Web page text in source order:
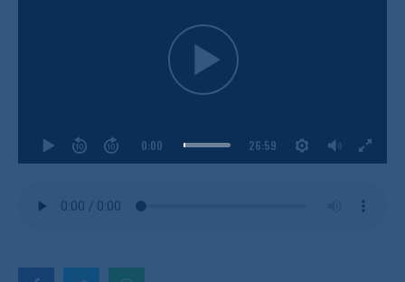
0:00 26:59